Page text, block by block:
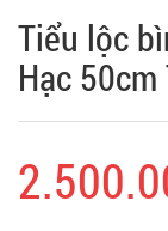
Tiểu lộc
Hạc 50cm